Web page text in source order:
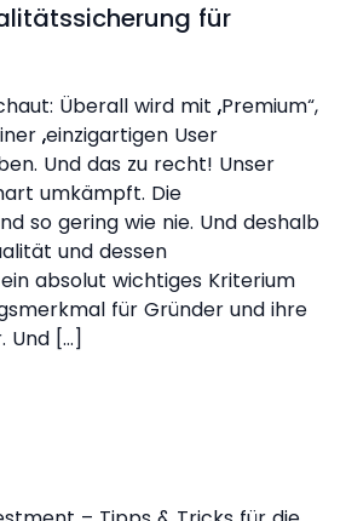
für
Überall wird mit „Premium“,
„einzigartigen User
Und das zu recht! Unser
umkämpft. Die
so gering wie nie. Und deshalb
und dessen
absolut wichtiges Kriterium
für Gründer und ihre
Und […]